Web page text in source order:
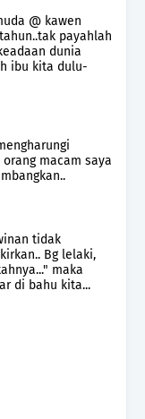
@ kawen
payahlah
dunia
ibu kita dulu-
macam saya
tidak
Bg lelaki,
maka
di bahu kita...